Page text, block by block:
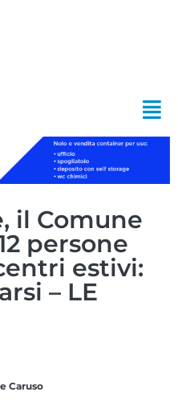
il Comune
persone
estivi:
– LE
Caruso